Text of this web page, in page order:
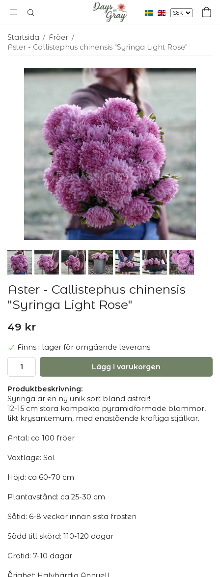
Startsida / Fröer /
Aster - Callistephus chinensis "Syringa Light Rose"
Aster - Callistephus chinensis
"Syringa Light Rose"
49 kr
Finns i lager för omgående leverans
Lägg i varukorgen
Produktbeskrivning:
Syringa är en ny unik sort bland astrar!
12-15 cm stora kompakta pyramidformade blommor,
likt krysantemum, med enastående kraftiga stjälkar.
Antal: ca 100 fröer
Växtläge: Sol
Höjd: ca 60-70 cm
Plantavstånd: ca 25-30 cm
Såtid: 6-8 veckor innan sista frosten
Sådd till skörd: 110-120 dagar
Grotid: 7-10 dagar